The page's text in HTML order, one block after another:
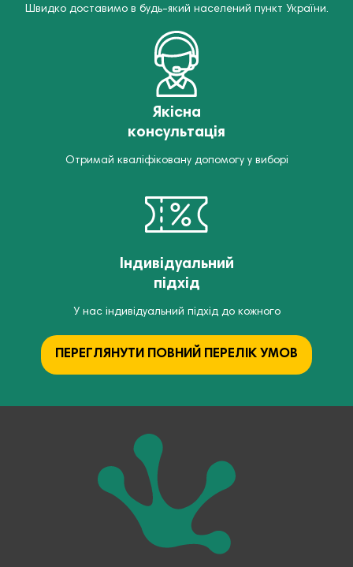
Швидко доставимо в будь-який населений пункт України.
Якісна
консультація
Отримай кваліфіковану допомогу у виборі
Індивідуальний
підхід
У нас індивідуальний підхід до кожного
ПЕРЕГЛЯНУТИ ПОВНИЙ ПЕРЕЛІК УМОВ